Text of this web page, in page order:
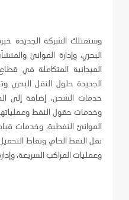
البحري، وإدارة الموانئ
الميدانية المتكاملة في
الجديدة حلول النقل البحري
خدمات الشحن، إضافة إلى
وخدمات حقول النفط
الموانئ النفطية، وخدمات
نقل النفط الخام، ونقاط
وعمليات المراكب السريعة،